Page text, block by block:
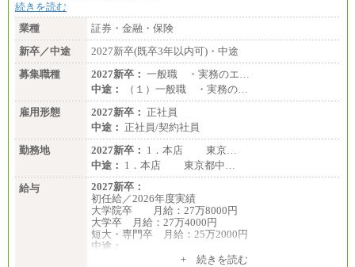
続きを読む
業種
証券・金融・保険
新卒／中途
2027新卒(既卒3年以内可)・中途
募集職種
2027新卒： 一般職 ・実務のエ…
中途：
（１）一般職 ・実務の…
雇用形態
2027新卒： 正社員
中途： 正社員/契約社員
勤務地
2027新卒： 1．本店 東京…
中途： 1．本店 東京都中…
給与
2027新卒：
初任給／2026年度実績
大学院卒 月給：27万8000円
大学卒 月給：27万4000円
短大・専門卒 月給：25万2000円
中途：
+ 続きを読む